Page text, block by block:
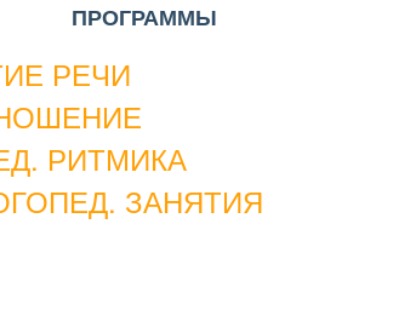
ПРОГРАММЫ
РЕЧИ
РИТМИКА
ЗАНЯТИЯ